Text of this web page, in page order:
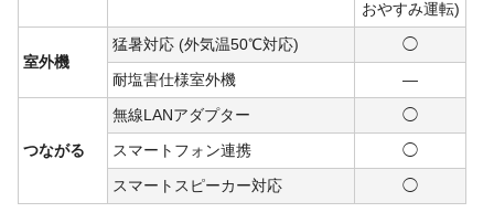
おやすみ運転)
室外機
猛暑対応 (外気温50℃対応)
◯
耐塩害仕様室外機
―
つながる
無線LANアダプター
◯
スマートフォン連携
◯
スマートスピーカー対応
◯